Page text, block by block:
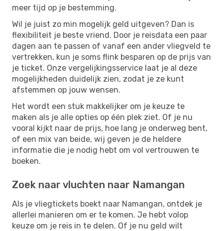
meer tijd op je bestemming.
Wil je juist zo min mogelijk geld uitgeven? Dan is
flexibiliteit je beste vriend. Door je reisdata een paar
dagen aan te passen of vanaf een ander vliegveld te
vertrekken, kun je soms flink besparen op de prijs van
je ticket. Onze vergelijkingsservice laat je al deze
mogelijkheden duidelijk zien, zodat je ze kunt
afstemmen op jouw wensen.
Het wordt een stuk makkelijker om je keuze te
maken als je alle opties op één plek ziet. Of je nu
vooral kijkt naar de prijs, hoe lang je onderweg bent,
of een mix van beide, wij geven je de heldere
informatie die je nodig hebt om vol vertrouwen te
boeken.
Zoek naar vluchten naar Namangan
Als je vliegtickets boekt naar Namangan, ontdek je
allerlei manieren om er te komen. Je hebt volop
keuze om je reis in te delen. Of je nu geld wilt